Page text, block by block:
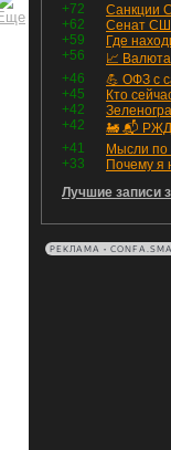
+72
+62
+59
+56
📈
+46
+45
+42
+42
+41
Мысли по
+33
Лучшие записи
РЕКЛАМА •